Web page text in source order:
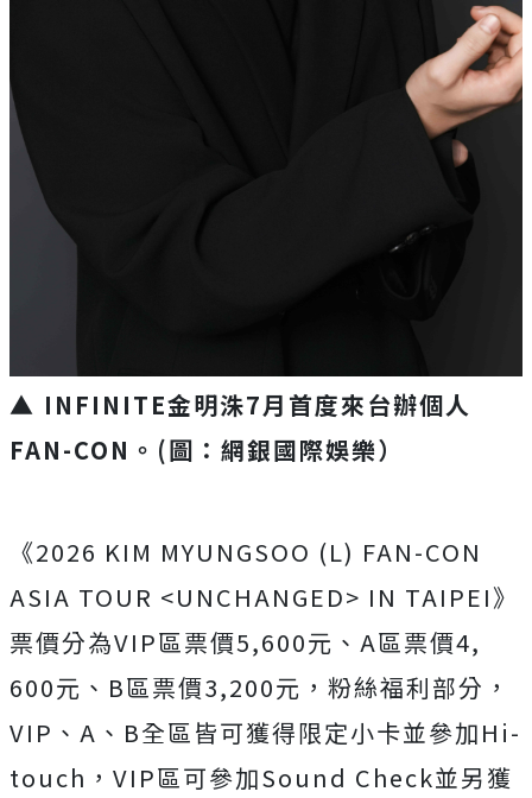
▲ INFINITE金明洙7月首度來台辦個人
FAN-CON。(圖：網銀國際娛樂）
《2026 KIM MYUNGSOO (L) FAN-CON
ASIA TOUR <UNCHANGED> IN TAIPEI》
票價分為VIP區票價5,600元、A區票價4,
600元、B區票價3,200元，粉絲福利部分，
VIP、A、 B全區皆可獲得限定小卡並參加Hi-
touch， VIP區可參加Sound Check並另獲